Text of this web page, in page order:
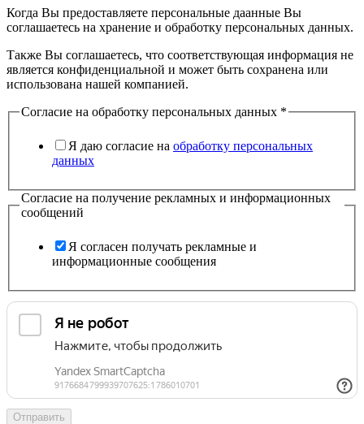
Когда Вы предоставляете персональные даанные Вы
соглашаетесь на хранение и обработку персональных данных.
Также Вы соглашаетесь, что соответствующая информация не
является конфиденциальной и может быть сохранена или
использована нашей компанией.
Согласие на обработку персональных данных *
Я даю согласие на обработку персональных
данных
Согласие на получение рекламных и информационных
сообщений
Я согласен получать рекламные и
информационные сообщения
Отправить